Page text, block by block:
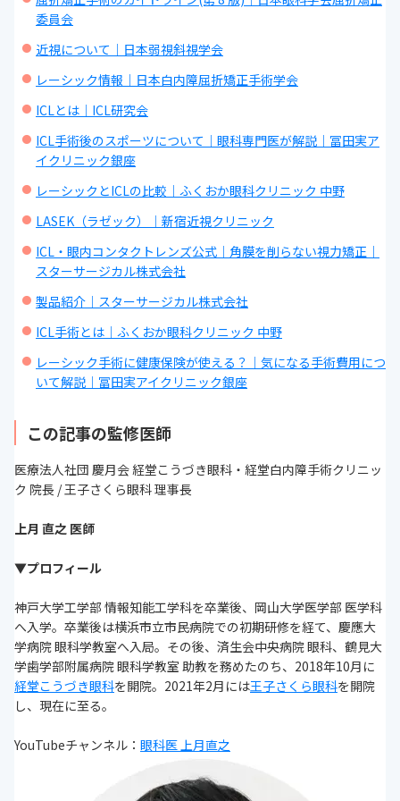
委員会
近視について｜日本弱視斜視学会
レーシック情報｜日本白内障屈折矯正手術学会
ICLとは｜ICL研究会
ICL手術後のスポーツについて｜眼科専門医が解説｜冨田実ア
イクリニック銀座
レーシックとICLの比較｜ふくおか眼科クリニック 中野
LASEK（ラゼック）｜新宿近視クリニック
ICL・眼内コンタクトレンズ公式｜角膜を削らない視力矯正｜
スターサージカル株式会社
製品紹介｜スターサージカル株式会社
ICL手術とは｜ふくおか眼科クリニック 中野
レーシック手術に健康保険が使える？｜気になる手術費用につ
いて解説｜冨田実アイクリニック銀座
この記事の監修医師
医療法人社団 慶月会 経堂こうづき眼科・経堂白内障手術クリニッ
ク 院長 / 王子さくら眼科 理事長
上月 直之 医師
▼プロフィール
神戸大学工学部 情報知能工学科を卒業後、岡山大学医学部 医学科
へ入学。卒業後は横浜市立市民病院での初期研修を経て、慶應大
学病院 眼科学教室へ入局。その後、済生会中央病院 眼科、鶴見大
学歯学部附属病院 眼科学教室 助教を務めたのち、2018年10月に
経堂こうづき眼科を開院。2021年2月には王子さくら眼科を開院
し、現在に至る。
YouTubeチャンネル： 眼科医 上月直之